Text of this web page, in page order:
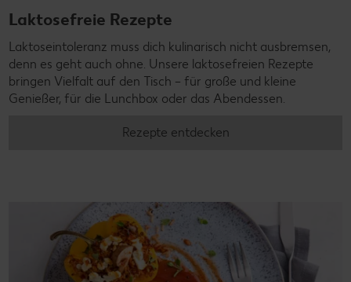
Laktosefreie Rezepte
Laktoseintoleranz muss dich kulinarisch nicht ausbremsen,
denn es geht auch ohne. Unsere laktosefreien Rezepte
bringen Vielfalt auf den Tisch – für große und kleine
Genießer, für die Lunchbox oder das Abendessen.
Rezepte entdecken